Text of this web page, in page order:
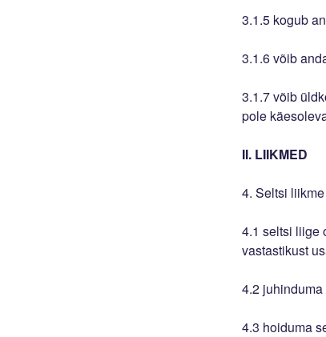
3.1.5 kogub
3.1.6 võib
3.1.7 võib
pole
II. LIIKMED
4. Seltsi
4.1 seltsi liige
vastastikust
4.2
4.3 hoiduma